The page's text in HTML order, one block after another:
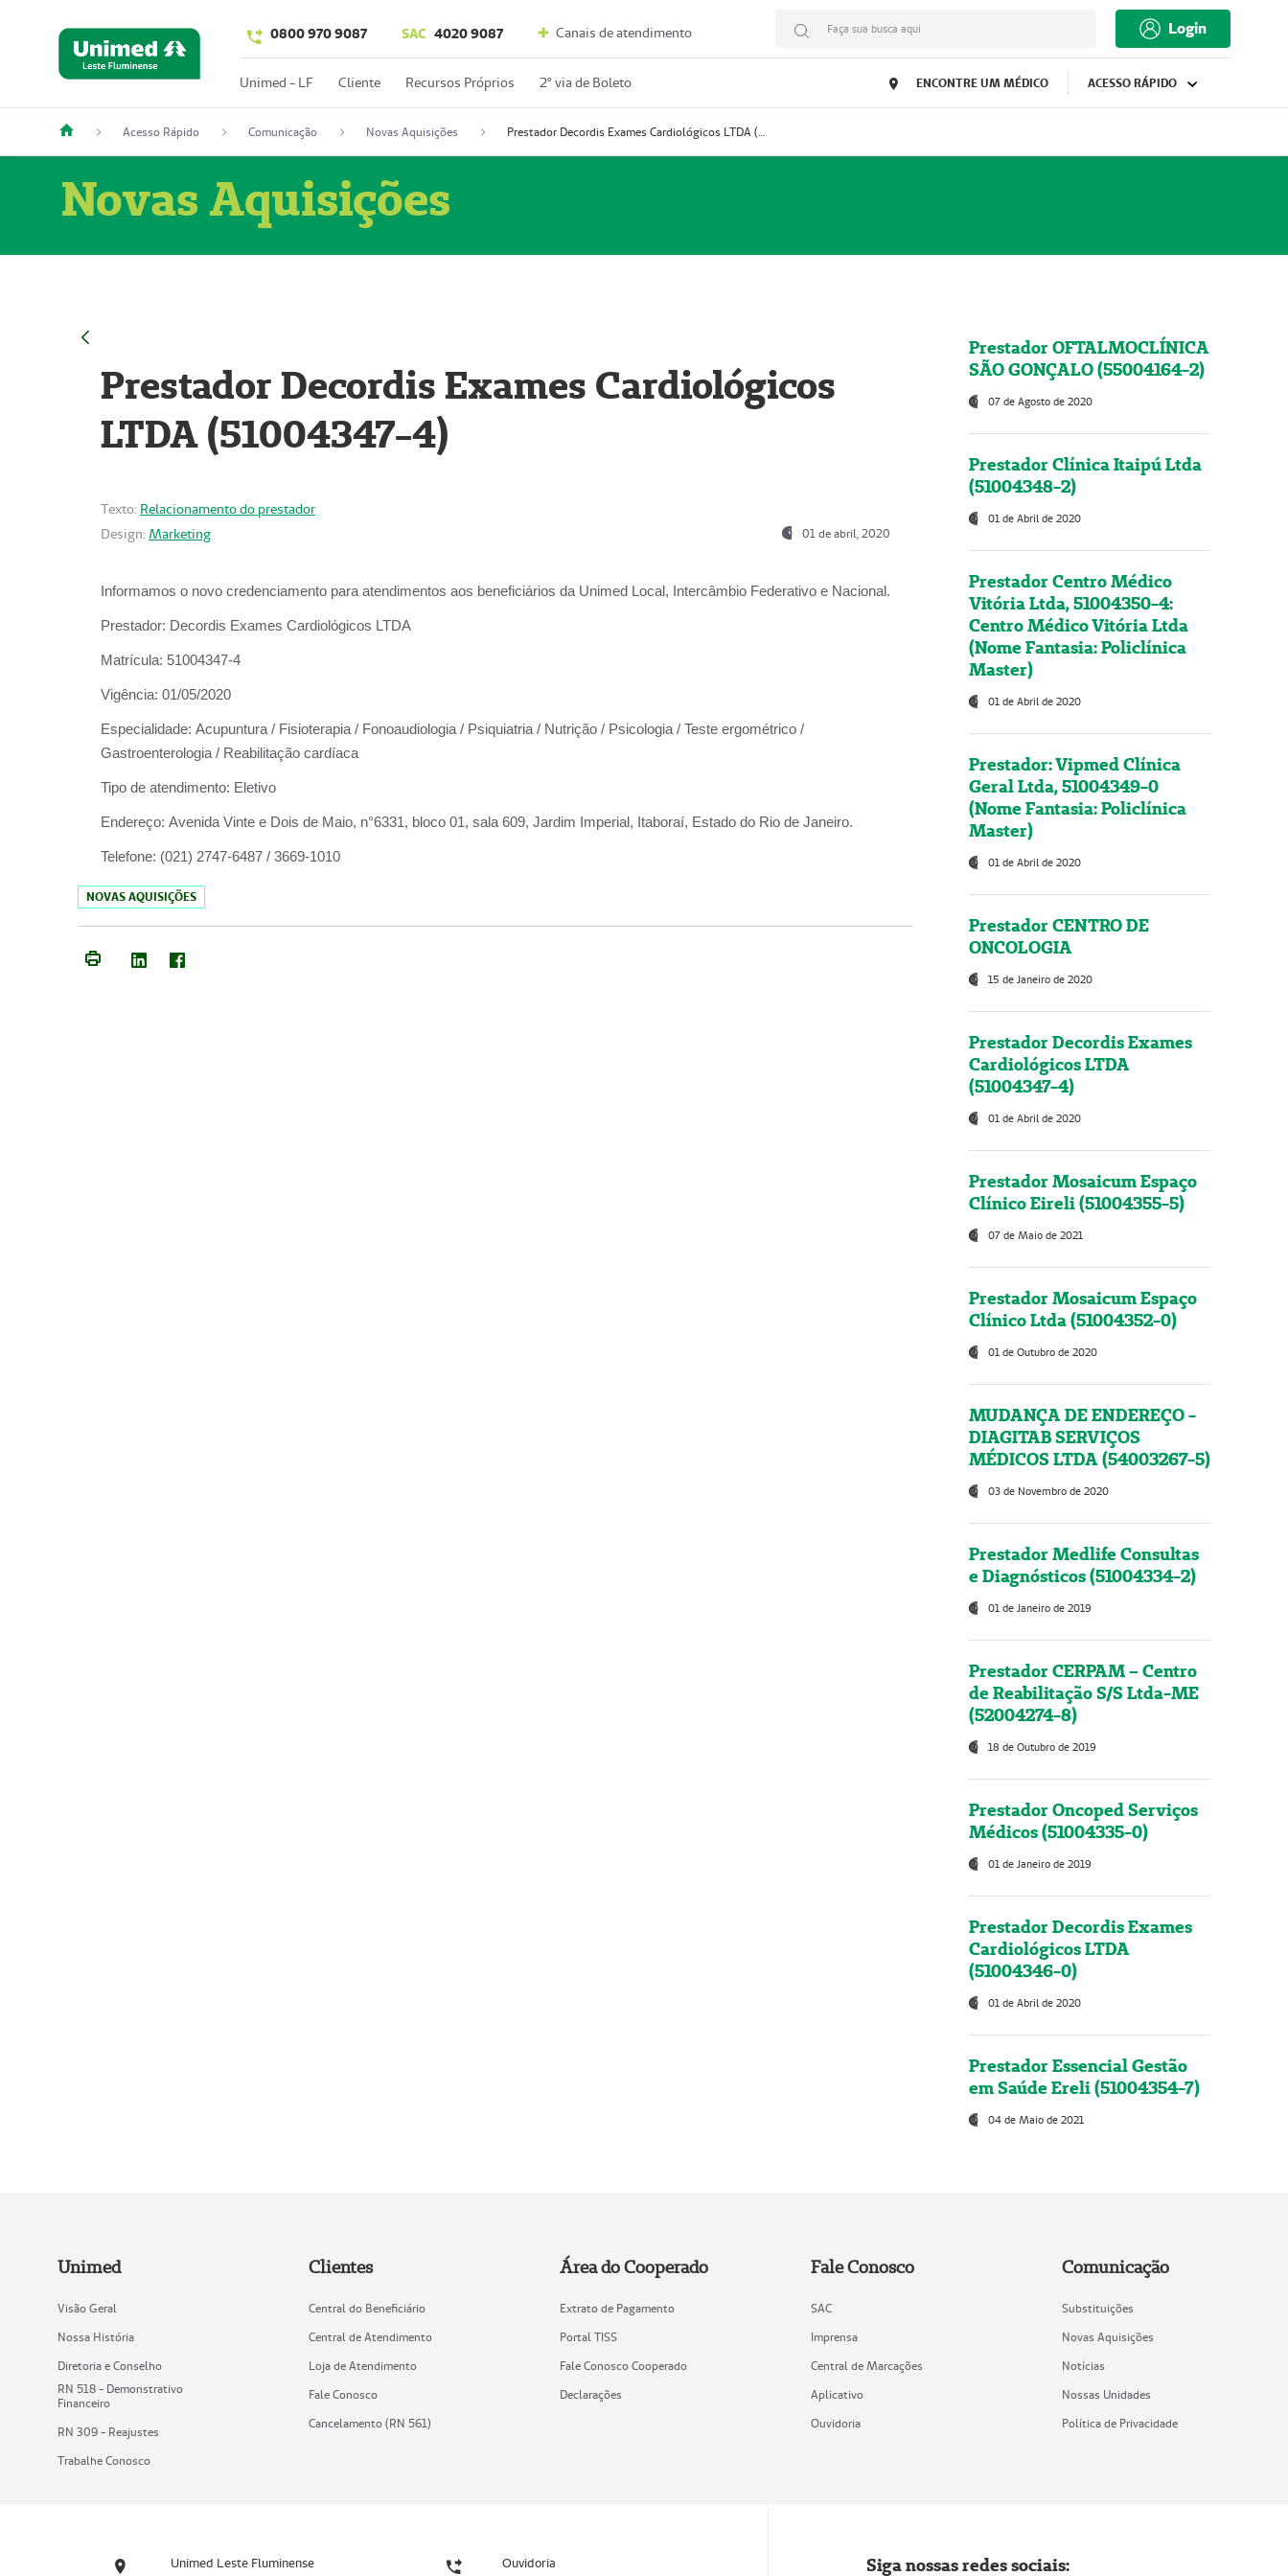
0800 970 9087 SAC 4020 9087 Canais de atendimento Faça sua busca aqui Login
Unimed - LF Cliente Recursos Próprios 2º via de Boleto ENCONTRE UM MÉDICO ACESSO RÁPIDO
Acesso Rápido Comunicação Novas Aquisições Prestador Decordis Exames Cardiológicos LTDA (51004347-4)
Novas Aquisições
Prestador Decordis Exames Cardiológicos
LTDA (51004347-4)
Texto: Relacionamento do prestador
Design: Marketing 01 de abril, 2020
Informamos o novo credenciamento para atendimentos aos beneficiários da Unimed Local, Intercâmbio Federativo e Nacional.
Prestador: Decordis Exames Cardiológicos LTDA
Matrícula: 51004347-4
Vigência: 01/05/2020
Especialidade: Acupuntura / Fisioterapia / Fonoaudiologia / Psiquiatria / Nutrição / Psicologia / Teste ergométrico /
Gastroenterologia / Reabilitação cardíaca
Tipo de atendimento: Eletivo
Endereço: Avenida Vinte e Dois de Maio, n°6331, bloco 01, sala 609, Jardim Imperial, Itaboraí, Estado do Rio de Janeiro.
Telefone: (021) 2747-6487 / 3669-1010
NOVAS AQUISIÇÕES
Prestador OFTALMOCLÍNICA
SÃO GONÇALO (55004164-2)
07 de Agosto de 2020
Prestador Clínica Itaipú Ltda
(51004348-2)
01 de Abril de 2020
Prestador Centro Médico
Vitória Ltda, 51004350-4:
Centro Médico Vitória Ltda
(Nome Fantasia: Policlínica
Master)
01 de Abril de 2020
Prestador: Vipmed Clínica
Geral Ltda, 51004349-0
(Nome Fantasia: Policlínica
Master)
01 de Abril de 2020
Prestador CENTRO DE
ONCOLOGIA
15 de Janeiro de 2020
Prestador Decordis Exames
Cardiológicos LTDA
(51004347-4)
01 de Abril de 2020
Prestador Mosaicum Espaço
Clínico Eireli (51004355-5)
07 de Maio de 2021
Prestador Mosaicum Espaço
Clínico Ltda (51004352-0)
01 de Outubro de 2020
MUDANÇA DE ENDEREÇO -
DIAGITAB SERVIÇOS
MÉDICOS LTDA (54003267-5)
03 de Novembro de 2020
Prestador Medlife Consultas
e Diagnósticos (51004334-2)
01 de Janeiro de 2019
Prestador CERPAM – Centro
de Reabilitação S/S Ltda-ME
(52004274-8)
18 de Outubro de 2019
Prestador Oncoped Serviços
Médicos (51004335-0)
01 de Janeiro de 2019
Prestador Decordis Exames
Cardiológicos LTDA
(51004346-0)
01 de Abril de 2020
Prestador Essencial Gestão
em Saúde Ereli (51004354-7)
04 de Maio de 2021
Unimed
Visão Geral
Nossa História
Diretoria e Conselho
RN 518 - Demonstrativo
Financeiro
RN 309 - Reajustes
Trabalhe Conosco
Clientes
Central do Beneficiário
Central de Atendimento
Loja de Atendimento
Fale Conosco
Cancelamento (RN 561)
Área do Cooperado
Extrato de Pagamento
Portal TISS
Fale Conosco Cooperado
Declarações
Fale Conosco
SAC
Imprensa
Central de Marcações
Aplicativo
Ouvidoria
Comunicação
Substituições
Novas Aquisições
Notícias
Nossas Unidades
Política de Privacidade
Unimed Leste Fluminense Ouvidoria Siga nossas redes sociais: